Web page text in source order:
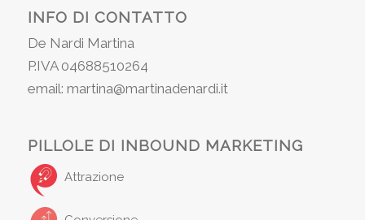
INFO DI CONTATTO
De Nardi Martina
P.IVA 04688510264
email: martina@martinadenardi.it
PILLOLE DI INBOUND MARKETING
Attrazione